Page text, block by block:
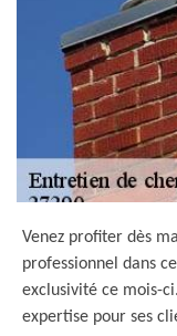
Venez profiter dès
professionnel dans
exclusivité ce mois-
expertise pour ses